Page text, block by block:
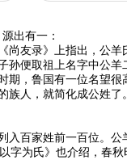
出有一：
尚友录》上指出，公
孙便取祖上名字中公羊
期，鲁国有一位名望
族人，就简化成公姓
入百家姓前一百位。
字为氏》也介绍，春